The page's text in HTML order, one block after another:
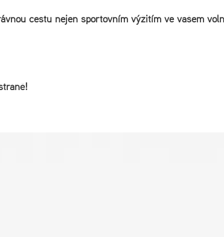
cestu nejen sportovním výžitím ve vašem